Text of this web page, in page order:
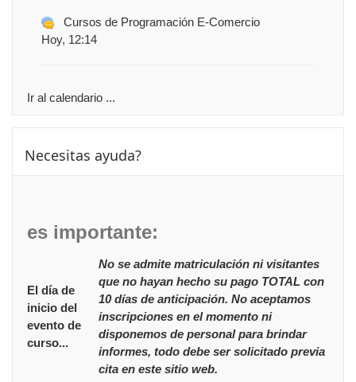
Cursos de Programación E-Comercio
Hoy, 12:14
Ir al calendario ...
Necesitas ayuda?
es importante:
El día de
inicio del
evento de
curso...
No se admite matriculación ni visitantes
que no hayan hecho su pago TOTAL con
10 días de anticipación. No aceptamos
inscripciones en el momento ni
disponemos de personal para brindar
informes, todo debe ser solicitado previa
cita en este sitio web.